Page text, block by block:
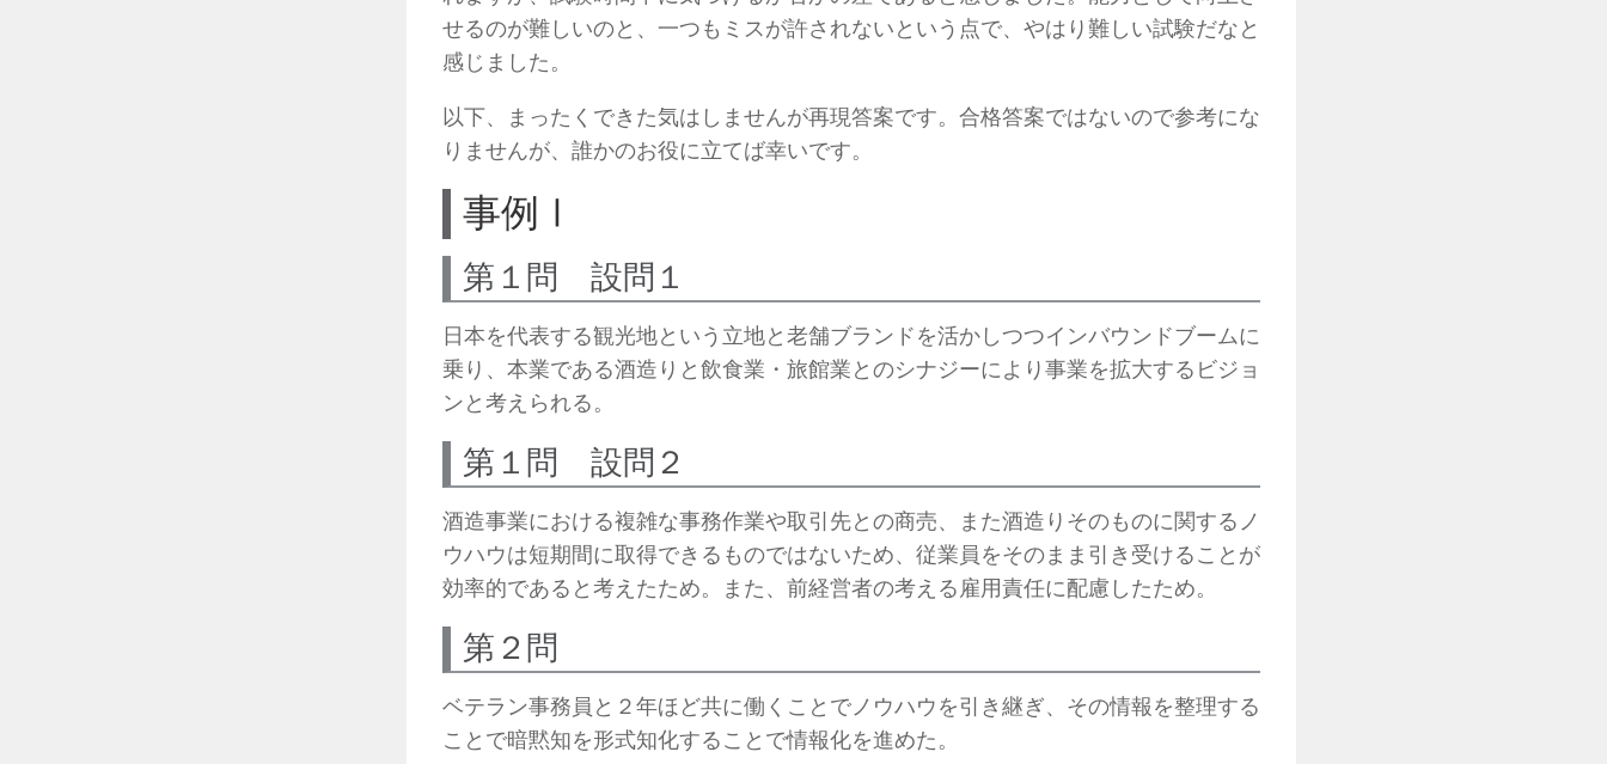
せるのが難しいのと、一つもミスが許されないという点で、やはり難しい試験だなと
感じました。
以下、まったくできた気はしませんが再現答案です。合格答案ではないので参考にな
りませんが、誰かのお役に立てば幸いです。
事例Ⅰ
第１問 設問１
日本を代表する観光地という立地と老舗ブランドを活かしつつインバウンドブームに
乗り、本業である酒造りと飲食業・旅館業とのシナジーにより事業を拡大するビジョ
ンと考えられる。
第１問 設問２
酒造事業における複雑な事務作業や取引先との商売、また酒造りそのものに関するノ
ウハウは短期間に取得できるものではないため、従業員をそのまま引き受けることが
効率的であると考えたため。また、前経営者の考える雇用責任に配慮したため。
第２問
ベテラン事務員と２年ほど共に働くことでノウハウを引き継ぎ、その情報を整理する
ことで暗黙知を形式知化することで情報化を進めた。